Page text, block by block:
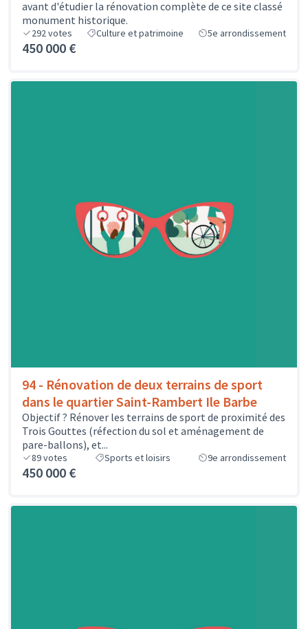
avant d'étudier la rénovation complète de ce site classé
monument historique.
292votes Culture et patrimoine 5e arrondissement
450 000 €
94 - Rénovation de deux terrains de sport
dans le quartier Saint-Rambert Ile Barbe
Objectif ? Rénover les terrains de sport de proximité des
Trois Gouttes (réfection du sol et aménagement de
pare-ballons), et...
89votes Sports et loisirs 9e arrondissement
450 000 €